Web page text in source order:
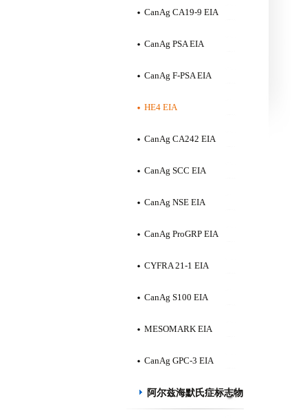
CanAg CA19-9 EIA
CanAg PSA EIA
CanAg F-PSA EIA
HE4 EIA
CanAg CA242 EIA
CanAg SCC EIA
CanAg NSE EIA
CanAg ProGRP EIA
CYFRA 21-1 EIA
CanAg S100 EIA
MESOMARK EIA
CanAg GPC-3 EIA
阿尔兹海默氏症标志物